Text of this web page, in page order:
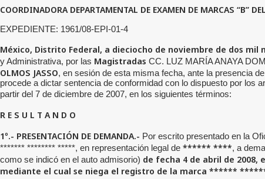
COORDINADORA DEPARTAMENTAL DE EXAMEN DE MARCAS “B”
EXPEDIENTE: 1961/08-EPI-01-4
México, Distrito Federal, a dieciocho de noviembre de dos mil
y Administrativa, por las Magistradas CC. LUZ MARÍA ANAYA
OLMOS JASSO, en sesión de esta misma fecha, ante la presencia
procede a dictar sentencia de conformidad con lo dispuesto por los
partir del 7 de diciembre de 2007, en los siguientes términos:
R E S U L T A N D O
1º.- PRESENTACIÓN DE DEMANDA.- Por escrito presentado en la
******* ******** *****, en representación legal de ****** ****, a
como se indicó en el auto admisorio) de fecha 4 de abril de
mediante el cual se niega el registro de la marca ******